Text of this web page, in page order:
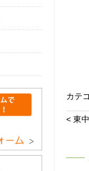
カテ
< 東